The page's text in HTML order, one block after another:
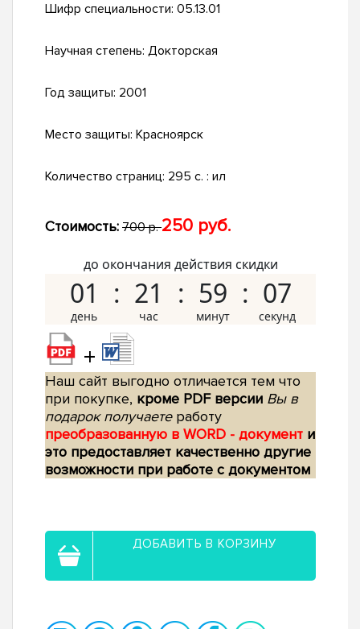
Шифр специальности: 05.13.01
Научная степень: Докторская
Год защиты: 2001
Место защиты: Красноярск
Количество страниц: 295 с. : ил
Стоимость: 700 р.250 руб.
до окончания действия скидки
01 21 59 06
+
Наш сайт выгодно отличается тем что
при покупке, кроме PDF версии Вы в
подарок получаетеработу
преобразованную в WORD - документ и
это предоставляет качественно другие
возможности при работе с документом
ДОБАВИТЬ В КОРЗИНУ